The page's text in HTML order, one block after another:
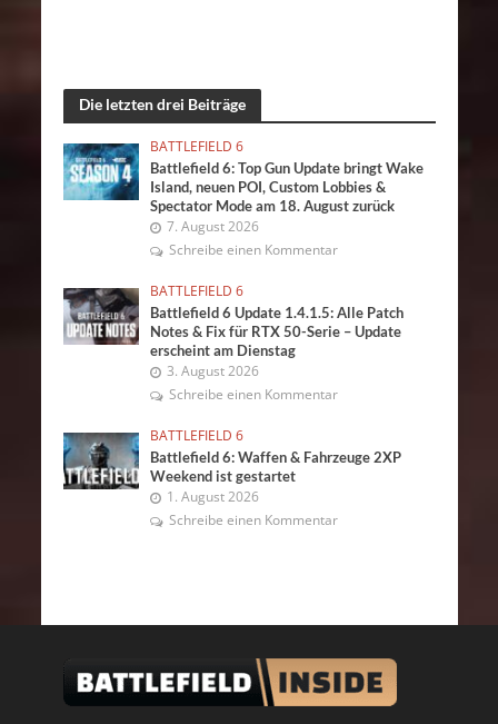
Die letzten drei Beiträge
BATTLEFIELD 6
Battlefield 6: Top Gun Update bringt Wake
Island, neuen POI, Custom Lobbies &
Spectator Mode am 18. August zurück
7. August 2026
Schreibe einen Kommentar
BATTLEFIELD 6
Battlefield 6 Update 1.4.1.5: Alle Patch
Notes & Fix für RTX 50-Serie – Update
erscheint am Dienstag
3. August 2026
Schreibe einen Kommentar
BATTLEFIELD 6
Battlefield 6: Waffen & Fahrzeuge 2XP
Weekend ist gestartet
1. August 2026
Schreibe einen Kommentar